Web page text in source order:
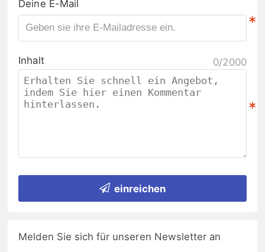
Deine E-Mail
*
Inhalt 0/2000
*
einreichen
Melden Sie sich für unseren Newsletter an